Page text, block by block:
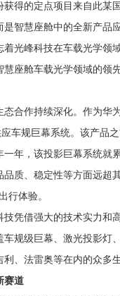
得的定点项目来自此某
智慧座舱中的全新产品
光峰科技在车载光学领
座舱车载光学领域的领
合作持续深化。作为华
车规巨幕系统。该产品
一年，该投影巨幕系统就
质、稳定性等方面远超
行体验。
凭借强大的技术实力和
规级巨幕、激光投影灯
、法雷奥等在内的众多
赛道